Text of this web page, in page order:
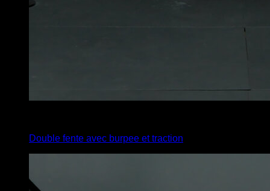
Double fente avec burpee et traction